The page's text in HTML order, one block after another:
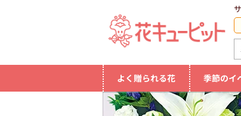
よく贈られる花 季節のイ